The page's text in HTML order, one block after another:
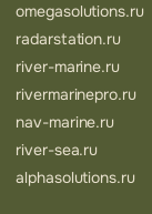
omegasolutions.ru
radarstation.ru
river-marine.ru
rivermarinepro.ru
nav-marine.ru
river-sea.ru
alphasolutions.ru